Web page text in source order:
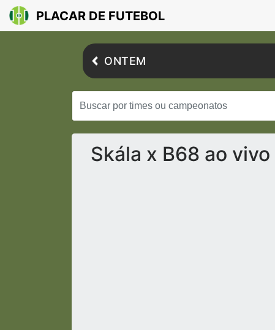
PLACAR DE FUTEBOL
ONTEM
Skála x B68 ao vivo